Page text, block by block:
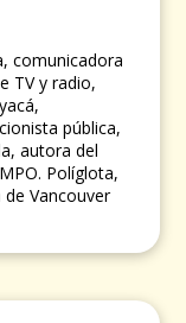
comunicadora
TV y radio,
pública,
autora del
Políglota,
Vancouver